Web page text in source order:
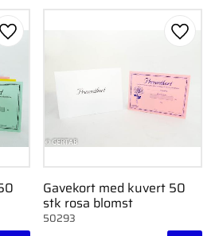
Gem som favorit
Gavekort med kuvert 50
stk rosa blomst
50293
Gem